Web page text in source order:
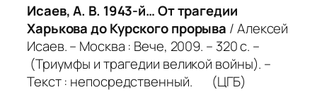
Исаев, А. В. 1943-й… От трагедии
Харькова до Курского прорыва / Алексей
Исаев. – Москва : Вече, 2009. – 320 с. –
(Триумфы и трагедии великой войны). –
Текст : непосредственный. (ЦГБ)